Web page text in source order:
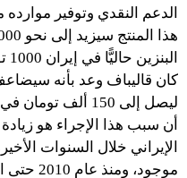
الدعم النقدي وتوفير
البنزين حاليًّا في إيران 1000 تومان”.
كان قاليباف وعد بأنه
ليصل إلى 150
أن سبب هذا الإجراء هو
الإيراني خلال السنوات
موجود،